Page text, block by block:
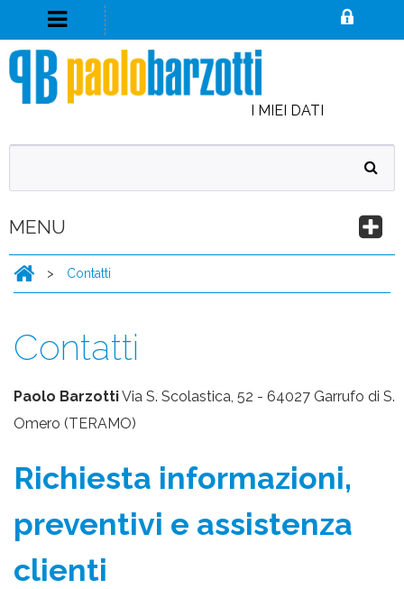
I MIEI DATI
MENU
> Contatti
Contatti
Paolo BarzottiVia S. Scolastica, 52 - 64027 Garrufo di S.
Omero (TERAMO)
Richiesta informazioni,
preventivi e assistenza
clienti